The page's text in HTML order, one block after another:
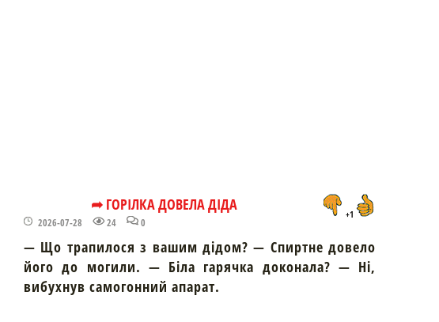
➦ ГОРІЛКА ДОВЕЛА ДІДА
2026-07-28 24 0
+1
— Що трапилося з вашим дідом? — Спиртне довело
його до могили. — Біла гарячка доконала? — Ні,
вибухнув самогонний апарат.